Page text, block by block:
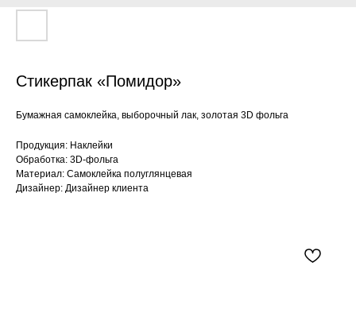
Стикерпак «Помидор»
Бумажная самоклейка, выборочный лак, золотая 3D фольга
Продукция: Наклейки
Обработка: 3D-фольга
Материал: Самоклейка полуглянцевая
Дизайнер: Дизайнер клиента